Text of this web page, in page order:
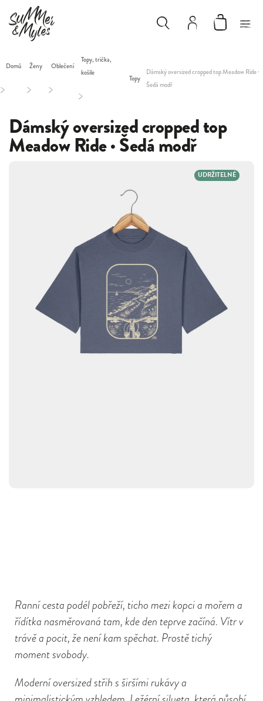
Domů
/
Ženy
/
Oblečení
/
Topy, trička,
košile
/
Topy
Dámský oversized cropped top Meadow Ride ·
Šedá modř
Dámský oversized cropped top
Meadow Ride · Šedá modř
UDRŽITELNÉ
Ranní cesta podél pobřeží, ticho mezi kopci a mořem a
řídítka nasměrovaná tam, kde den teprve začíná. Vítr v
trávě a pocit, že není kam spěchat. Prostě tichý
moment svobody.
Moderní oversized střih s širšími rukávy a